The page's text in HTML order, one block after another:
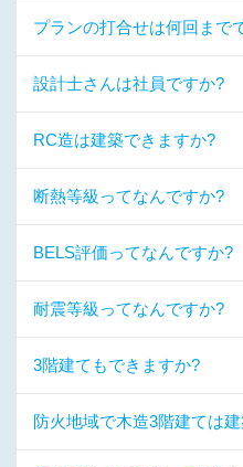
プランの打合せは何回まで
設計士さんは社員ですか?
RC造は建築できますか?
断熱等級ってなんですか?
BELS評価ってなんですか?
耐震等級ってなんですか?
3階建てもできますか?
防火地域で木造3階建ては